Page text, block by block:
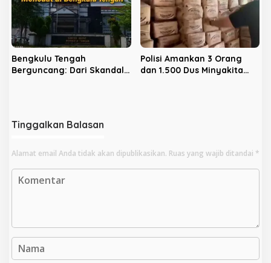
Bengkulu Tengah
Berguncang: Dari Skandal
Polisi Amankan 3 Orang
dan 1.500 Dus Minyakita
Tinggalkan Balasan
Alamat email Anda tidak akan dipublikasikan. Ruas yang wajib ditandai *